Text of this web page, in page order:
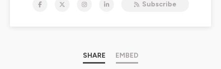
Mission. Retrouvez-nous aussi sur nos réseaux sociaux
Subscribe
SHARE EMBED